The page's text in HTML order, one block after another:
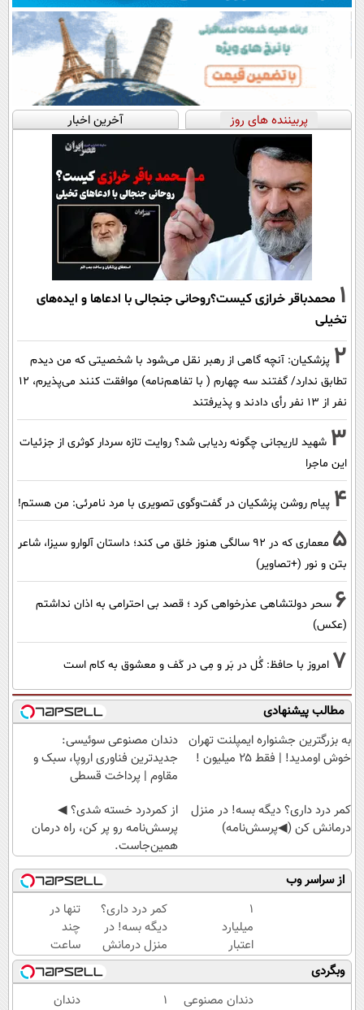
پربیننده های روز آخرین اخبار
1 محمدباقر خرازی کیست؟روحانی جنجالی با ادعاها و ایده‌های
تخیلی
2 پزشکیان‌: آنچه گاهی از رهبر نقل می‌شود با شخصیتی که من دیدم
تطابق ندارد/ گفتند سه چهارم ( با تفاهم‌نامه) موافقت کنند می‌پذیرم، 12
نفر از 13 نفر رأی دادند و پذیرفتند
3 شهید لاریجانی چگونه ردیابی شد؟ روایت تازه سردار کوثری از جزئیات
این ماجرا
4 پیام روشن پزشکیان در گفت‌و‌گوی تصویری با مرد نامرئی: من هستم!
5
معماری که در 92 سالگی هنوز خلق می کند؛ داستان آلوارو سیزا، شاعر
بتن و نور (+تصاویر)
6 سحر دولتشاهی عذرخواهی کرد ؛ قصد بی احترامی به اذان نداشتم
(عکس)
7 امروز با حافظ: گُل در بَر و مِی در کَف و معشوق به کام است
مطالب پیشنهادی
به بزرگترین جشنواره ایمپلنت تهران
خوش اومدید! | فقط ۲۵ میلیون !
دندان مصنوعی سوئیسی:
جدیدترین فناوری اروپا، سبک و
مقاوم | پرداخت قسطی
کمر درد داری؟ دیگه بسه! در منزل
درمانش کن (◀پرسش‌نامه)
از کمردرد خسته شدی؟ ◀
پرسش‌نامه رو پر کن، راه درمان
همین‌جاست.
از سراسر وب
۱
میلیارد
اعتبار
خرید
طلا |
بدون
کمر درد داری؟
دیگه بسه! در
منزل درمانش
کن
(◀پرسش‌نامه)
تنها در
چند
ساعت
و با
یکبار
مراجعه
وبگردی
دندان مصنوعی
۱
دندان